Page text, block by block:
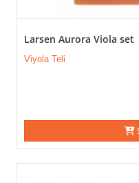
Larsen Aurora Viola set
Viyola Teli